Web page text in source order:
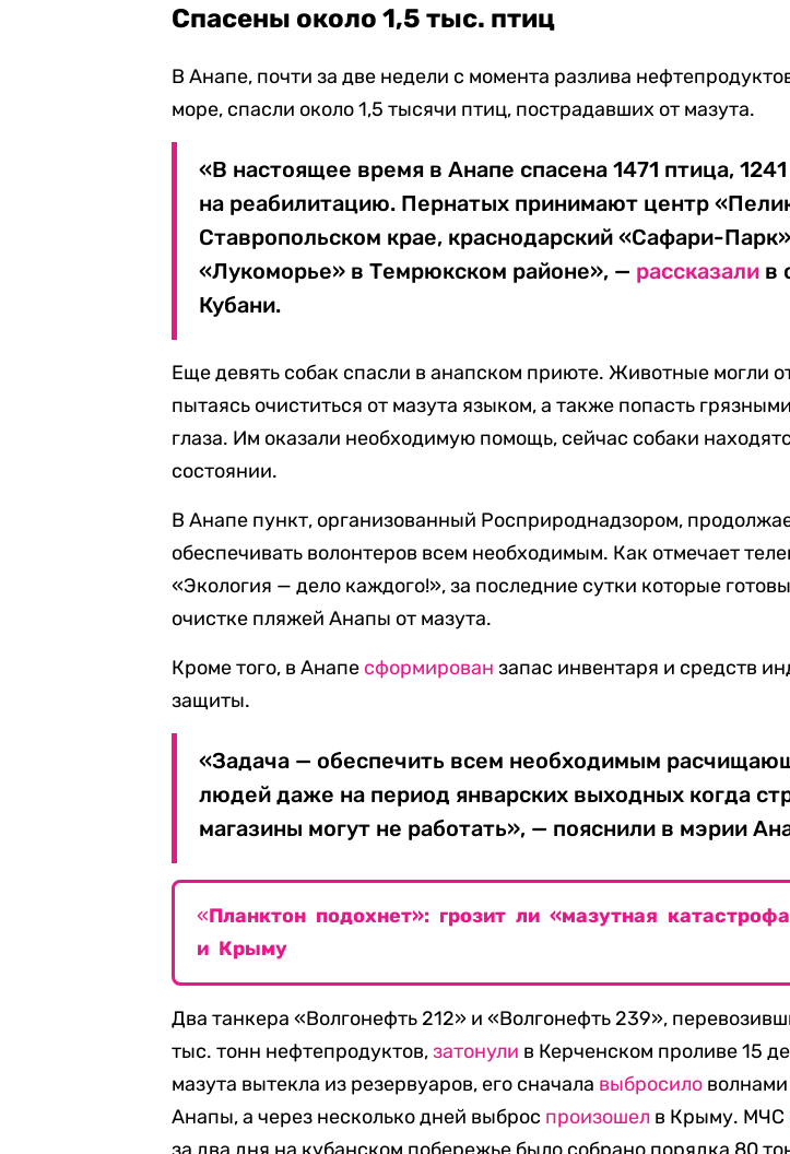
Спасены около 1,5 тыс. птиц
В Анапе, почти за две недели с момента разлива
море, спасли около 1,5 тысячи птиц, пострадавших от мазута.
«В настоящее время в Анапе спасена 1471 птица,
на реабилитацию. Пернатых принимают центр
Ставропольском крае, краснодарский «Сафари-
«Лукоморье» в Темрюкском районе», — рассказали в
Кубани.
Еще девять собак спасли в анапском приюте. Животные могли
пытаясь очиститься от мазута языком, а также попасть
глаза. Им оказали необходимую помощь, сейчас собаки
состоянии.
В Анапе пункт, организованный Росприроднадзором,
обеспечивать волонтеров всем необходимым. Как отмечает
«Экология — дело каждого!», за последние сутки которые
очистке пляжей Анапы от мазута.
Кроме того, в Анапе сформирован запас инвентаря и средств
защиты.
«Задача — обеспечить всем необходимым
людей даже на период январских выходных когда
магазины могут не работать», — пояснили в мэрии
«Планктон подохнет»: грозит ли «мазутная
и Крыму
Два танкера «Волгонефть 212» и «Волгонефть 239»,
тыс. тонн нефтепродуктов,затонули в Керченском проливе 15
мазута вытекла из резервуаров, его сначала выбросило
Анапы, а через несколько дней выброс произошел в Крыму. МЧС